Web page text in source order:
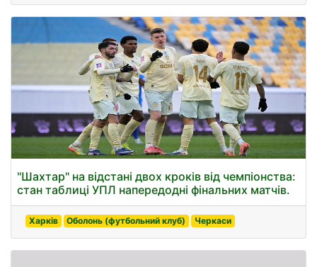
"Шахтар" на відстані двох кроків від чемпіонства:
стан таблиці УПЛ напередодні фінальних матчів.
Харків Оболонь (футбольний клуб) Черкаси